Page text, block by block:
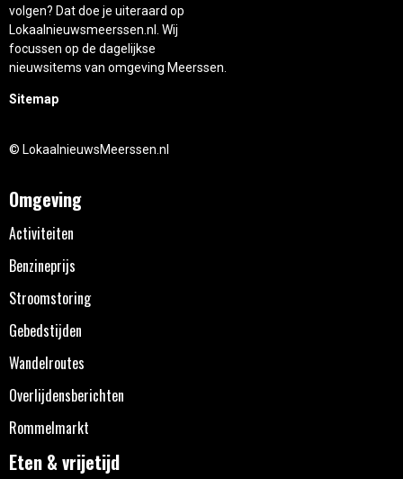
volgen? Dat doe je uiteraard op
Lokaalnieuwsmeerssen.nl. Wij
focussen op de dagelijkse
nieuwsitems van omgeving Meerssen.
Sitemap
© LokaalnieuwsMeerssen.nl
Omgeving
Activiteiten
Benzineprijs
Stroomstoring
Gebedstijden
Wandelroutes
Overlijdensberichten
Rommelmarkt
Eten & vrijetijd